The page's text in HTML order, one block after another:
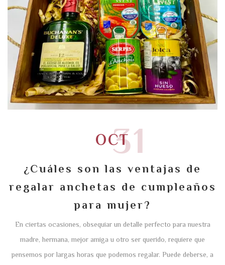
31
OCT
¿Cuáles son las ventajas de
regalar anchetas de cumpleaños
para mujer?
En ciertas ocasiones, obsequiar un detalle perfecto para nuestra
madre, hermana, mejor amiga u otro ser querido, requiere que
pensemos por largas horas que podemos regalar. Puede deberse, a